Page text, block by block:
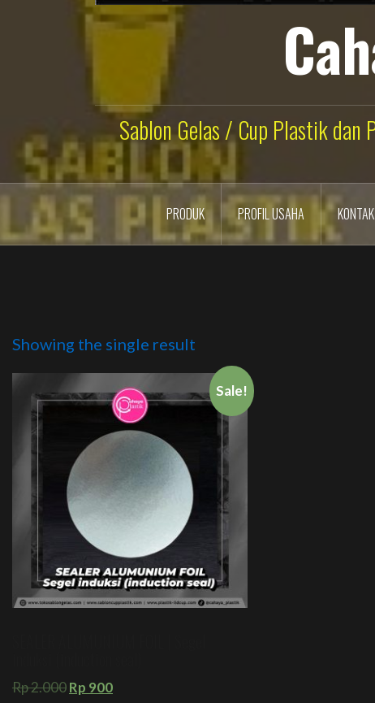
Sablon Gelas / Cup Plastik dan
PRODUK PROFIL USAHA
Showing the single result
Sale!
Rp2.000Rp 900